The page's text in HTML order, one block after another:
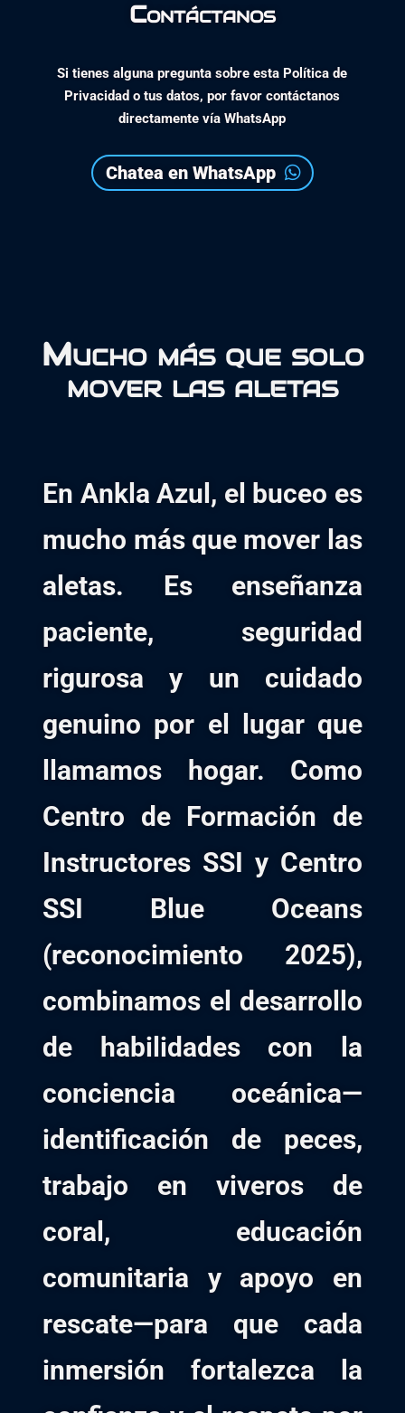
Contáctanos
Si tienes alguna pregunta sobre esta Política de
Privacidad o tus datos, por favor contáctanos
directamente víaWhatsApp
Chatea en WhatsApp
Mucho más que solo
mover las aletas
En Ankla Azul, el buceo es
mucho más que mover las
aletas. Es enseñanza
paciente, seguridad
rigurosa y un cuidado
genuino por el lugar que
llamamos hogar. Como
Centro de Formación de
Instructores SSI y Centro
SSI Blue Oceans
(reconocimiento 2025),
combinamos el desarrollo
de habilidades con la
conciencia oceánica—
identificación de peces,
trabajo en viveros de
coral, educación
comunitaria y apoyo en
rescate—para que cada
inmersión fortalezca la